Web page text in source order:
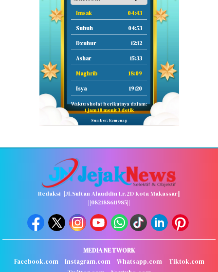
Imsak 04:43
Subuh 04:53
Dzuhur 12:12
Ashar 15:33
Maghrib 18:09
Isya 19:20
Waktu sholat berikutnya dalam:
1 jam 10 menit 2 detik
Sumber: Kemenag
Redaksi ||Jl.Sultan Alauddin Lr.2D Kota Makassar||
||082188611985||
MEDIA NETWORK
Facebook.com
Instagram.com Whatsapp.com
Tiktok.com